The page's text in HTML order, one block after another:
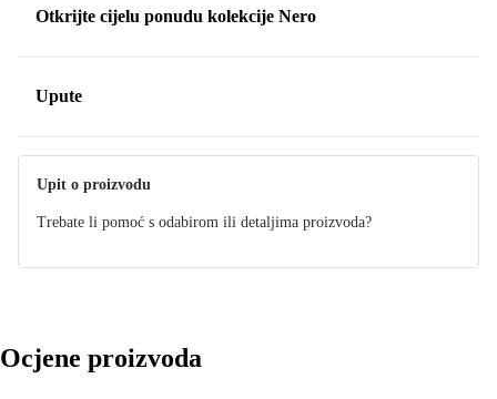
Otkrijte cijelu ponudu kolekcije Nero
Upute
Upit o proizvodu
Trebate li pomoć s odabirom ili detaljima proizvoda?
Ocjene proizvoda